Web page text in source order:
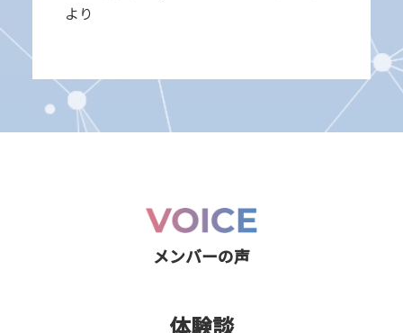
より
メンバーの声
体験談